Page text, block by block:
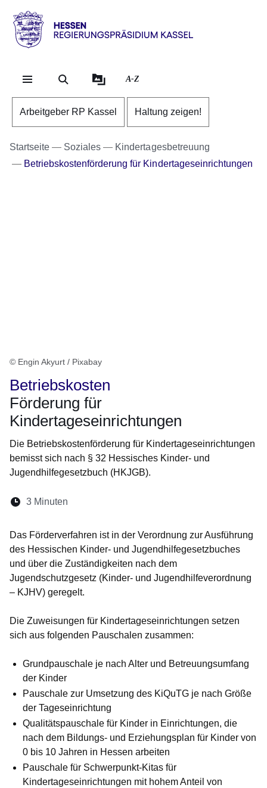
Direkt zum Kopf der
Direkt zum Inhalt
Direkt zum Fuß der
Hessen
RP
A-Z
Arbeitgeber RP Kassel Haltung zeigen!
Startseite Soziales
Kindertagesbetreuung
Betriebskostenförderung für Kindertageseinrichtungen
© Engin Akyurt / Pixabay
Betriebskosten
Förderung für
Kindertageseinrichtungen
Die Betriebskostenförderung für Kindertageseinrichtungen
bemisst sich nach § 32 Hessisches Kinder- und
Jugendhilfegesetzbuch (HKJGB).
Lesedauer:
3 Minuten
Das Förderverfahren ist in der Verordnung zur Ausführung
des Hessischen Kinder- und Jugendhilfegesetzbuches
und über die Zuständigkeiten nach dem
Jugendschutzgesetz (Kinder- und Jugendhilfeverordnung
– KJHV) geregelt.
Die Zuweisungen für Kindertageseinrichtungen setzen
sich aus folgenden Pauschalen zusammen:
Grundpauschale je nach Alter und Betreuungsumfang
der Kinder
Pauschale zur Umsetzung des KiQuTG je nach Größe
der Tageseinrichtung
Qualitätspauschale für Kinder in Einrichtungen, die
nach dem Bildungs- und Erziehungsplan für Kinder von
0 bis 10 Jahren in Hessen arbeiten
Pauschale für Schwerpunkt-Kitas für
Kindertageseinrichtungen mit hohem Anteil von